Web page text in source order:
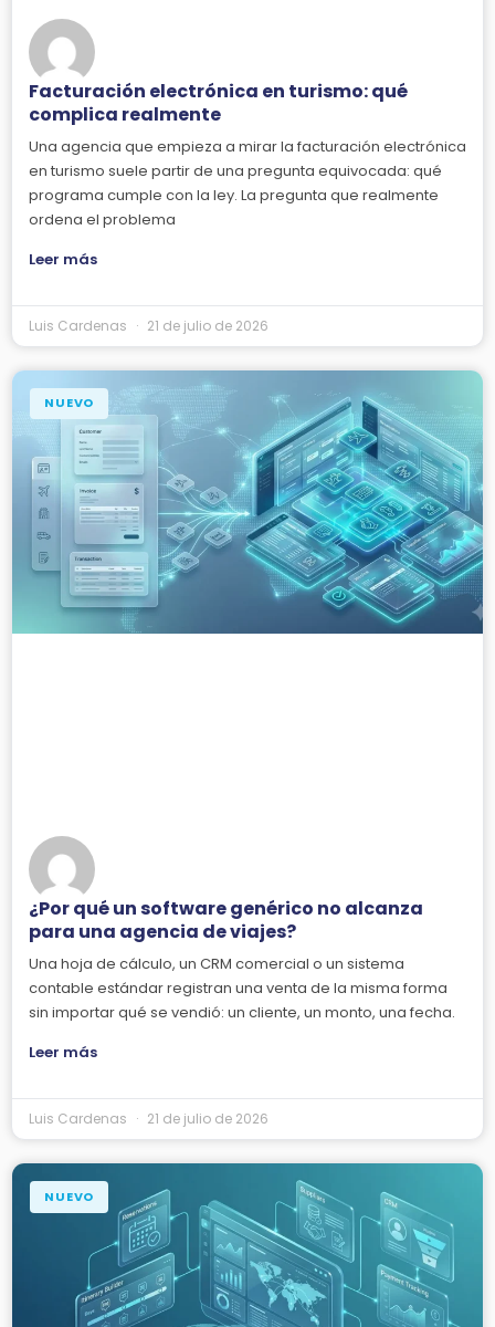
Facturación electrónica en turismo: qué
complica realmente
Una agencia que empieza a mirar la facturación electrónica
en turismo suele partir de una pregunta equivocada: qué
programa cumple con la ley. La pregunta que realmente
ordena el problema
Leer más
Luis Cardenas 21 de julio de 2026
NUEVO
¿Por qué un software genérico no alcanza
para una agencia de viajes?
Una hoja de cálculo, un CRM comercial o un sistema
contable estándar registran una venta de la misma forma
sin importar qué se vendió: un cliente, un monto, una fecha.
Leer más
Luis Cardenas 21 de julio de 2026
NUEVO